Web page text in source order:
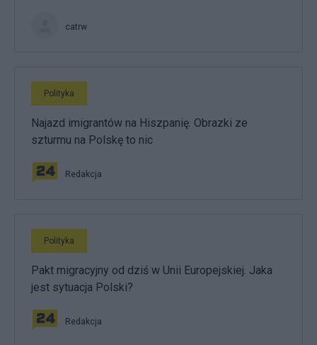
catrw
Polityka
Najazd imigrantów na Hiszpanię. Obrazki ze
szturmu na Polskę to nic
Redakcja
Polityka
Pakt migracyjny od dziś w Unii Europejskiej. Jaka
jest sytuacja Polski?
Redakcja